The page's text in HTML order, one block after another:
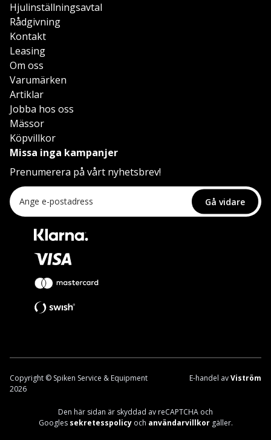
Hjulinställningsavtal
Rådgivning
Kontakt
Leasing
Om oss
Varumärken
Artiklar
Jobba hos oss
Mässor
Köpvillkor
Missa inga kampanjer
Prenumerera på vårt nyhetsbrev!
Gå vidare
Den här sidan är skyddad av reCAPTCHA och
Googles sekretesspolicyoch användarvillkorgäller.
Copyright © Spiken Service & Equipment
2026
E-handel avViström